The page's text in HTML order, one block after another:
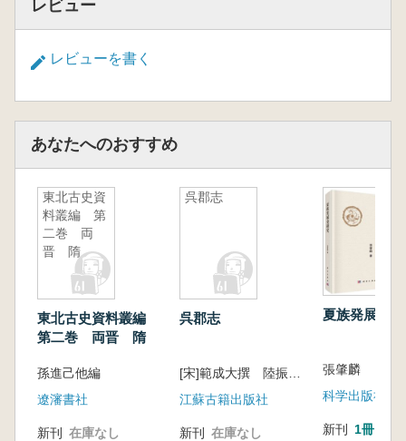
存する《経法》《十六経》《称》《道原》の四
本書に収められた《老子》乙本は、「徳経が
序を根本から覆すとともに、「道可道、非常
道」など、長年の伝写による誤りを正す重要資
料です。整然とした漢隷、朱絲欄に墨書された
原貌は、文献学・哲学・書法の三領域にまたが
る価値を備えています。道家思想研究、文献校
勘、書法臨書において、最古かつ最も権威ある
一次テキストといえるでしょう。
原寸大の高精細復刻と信頼性の高い注釈を備
え、典蔵版としてふさわしい装幀で仕上げられ
ています。文史哲の愛好者、研究者、そしてコ
レクターにとって必携の一冊であり、読者はこ
こから中華思想の源流に触れることができま
レビュー
レビューを書く
あなたへのおすすめ
東北古史資
料叢編 第
二巻 両
晋 隋
東北古史資料叢編
第二巻 両晋 隋
孫進己他編
遼瀋書社
新刊 在庫なし
呉郡志
呉郡志
江蘇古籍出版社
新刊 在庫なし
夏族発展史
張肇麟
科学出版社
新刊 1冊